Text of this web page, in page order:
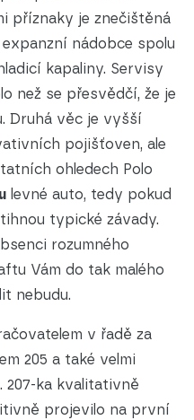
příznaky je znečištěná
nádobce spolu
kapaliny. Servisy
než se přesvědčí, že je
Druhá věc je vyšší
pojišťoven, ale
ohledech Polo
levné auto, tedy pokud
typické závady.
rozumného
Vám do tak malého
nebudu.
v řadě za
205 a také velmi
207-ka kvalitativně
projevilo na první